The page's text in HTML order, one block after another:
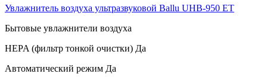
Увлажнитель воздуха ультразвуковой Ballu UHB-950 ET
Бытовые увлажнители воздуха
HEPA (фильтр тонкой очистки) Да
Автоматический режим Да